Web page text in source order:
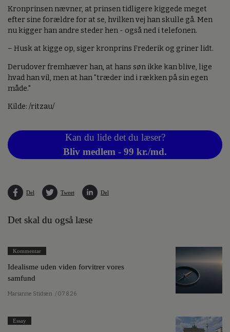
Kronprinsen nævner, at prinsen tidligere kiggede meget
efter sine forældre for at se, hvilken vej han skulle gå. Men
nu kigger han andre steder hen - også ned i telefonen.
– Husk at kigge op, siger kronprins Frederik og griner lidt.
Derudover fremhæver han, at hans søn ikke kan blive, lige
hvad han vil, men at han "træder ind i rækken på sin egen
måde."
Kilde: /ritzau/
Kan du lide det du læser?
Bliv medlem - 99 kr./md.
Del Tweet Del
Det skal du også læse
Kommentar
Idealisme uden viden forvitrer vores
samfund
Marianne Stidsen / 07.8.26
Essay